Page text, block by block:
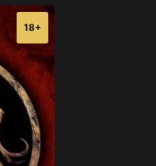
18+